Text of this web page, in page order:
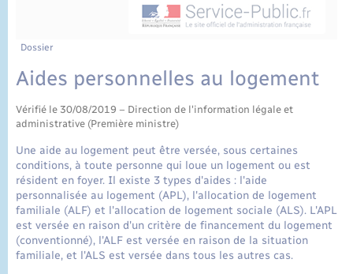
Dossier
Aides personnelles au logement
Vérifié le 30/08/2019 – Direction de l'information légale et
administrative (Première ministre)
Une aide au logement peut être versée, sous certaines
conditions, à toute personne qui loue un logement ou est
résident en foyer. Il existe 3 types d'aides : l'aide
personnalisée au logement (APL), l'allocation de logement
familiale (ALF) et l'allocation de logement sociale (ALS). L'APL
est versée en raison d'un critère de financement du logement
(conventionné), l'ALF est versée en raison de la situation
familiale, et l'ALS est versée dans tous les autres cas.